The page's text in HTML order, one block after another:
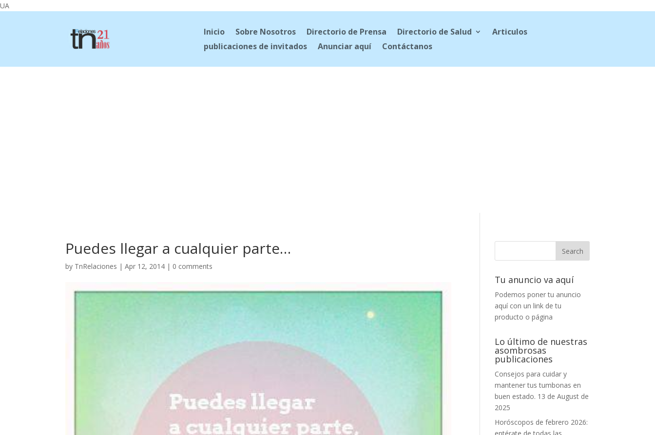
UA
Inicio Sobre Nosotros Directorio de Prensa Directorio de Salud
Articulos
publicaciones de invitados
Anunciar aquí Contáctanos
Puedes llegar a cualquier parte…
by TnRelaciones |Apr 12, 2014 | 0 comments
Tu anuncio va aquí
Podemos poner tu anuncio
aquí con un link de tu
producto o página
Lo último de nuestras
asombrosas
publicaciones
Consejos para cuidar y
mantener tus tumbonas en
buen estado. 13 de August de
2025
Horóscopos de febrero 2026: